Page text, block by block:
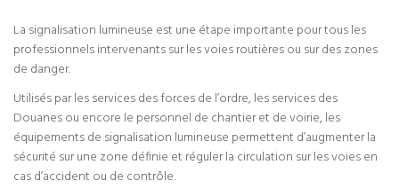
La signalisation lumineuse est une étape importante pour tous les
professionnels intervenants sur les voies routières ou sur des zones
de danger.
Utilisés par les services des forces de l’ordre, les services des
Douanes ou encore le personnel de chantier et de voirie, les
équipements de signalisation lumineuse permettent d’augmenter la
sécurité sur une zone définie et réguler la circulation sur les voies en
cas d’accident ou de contrôle.